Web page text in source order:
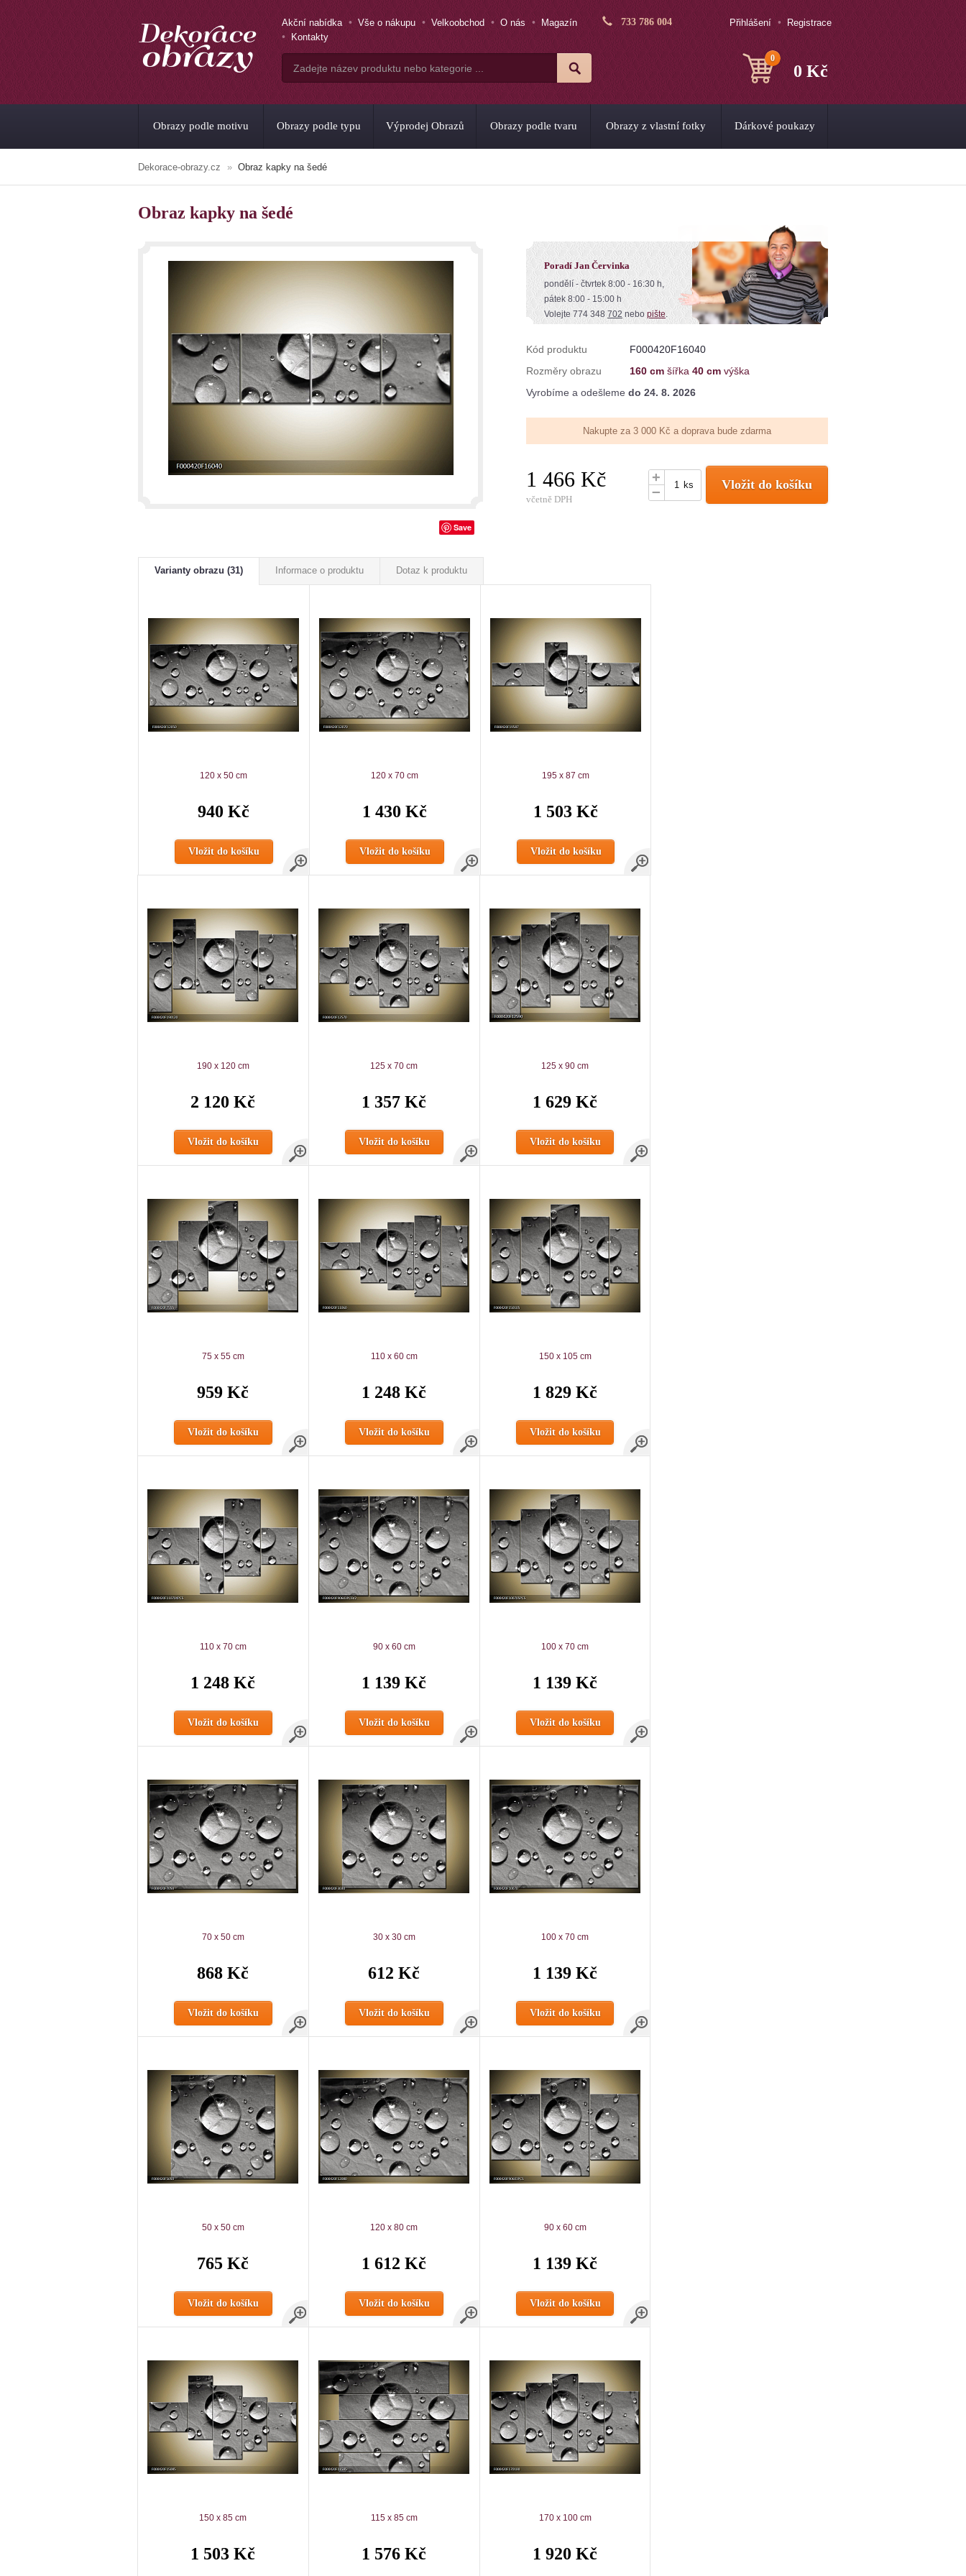
Akční nabídka Vše o nákupu Velkoobchod O nás
Magazín
Kontakty
733 786 004 Přihlášení Registrace
0 Kč
0
Obrazy podle motivu Obrazy podle typu Výprodej Obrazů Obrazy podle tvaru Obrazy z vlastní fotky Dárkové poukazy
Dekorace-obrazy.cz Obraz kapky na šedé
Obraz kapky na šedé
Save
Poradí Jan Červinka
pondělí - čtvrtek 8:00 - 16:30 h,
pátek 8:00 - 15:00 h
Volejte 774 348 702 nebo pište.
Kód produktu
F000420F16040
Rozměry obrazu
160 cm šířka 40 cm výška
Vyrobíme a odešleme do 24. 8. 2026
Nakupte za 3 000 Kč a doprava bude zdarma
1 466 Kč
včetně DPH
+
– ks Vložit do košíku
Varianty obrazu (31) Informace o produktu Dotaz k produktu
120 x 50 cm
940 Kč
Vložit do košíku
120 x 70 cm
1 430 Kč
Vložit do košíku
195 x 87 cm
1 503 Kč
Vložit do košíku
190 x 120 cm
2 120 Kč
Vložit do košíku
125 x 70 cm
1 357 Kč
Vložit do košíku
125 x 90 cm
1 629 Kč
Vložit do košíku
75 x 55 cm
959 Kč
Vložit do košíku
110 x 60 cm
1 248 Kč
Vložit do košíku
150 x 105 cm
1 829 Kč
Vložit do košíku
110 x 70 cm
1 248 Kč
Vložit do košíku
90 x 60 cm
1 139 Kč
Vložit do košíku
100 x 70 cm
1 139 Kč
Vložit do košíku
70 x 50 cm
868 Kč
Vložit do košíku
30 x 30 cm
612 Kč
Vložit do košíku
100 x 70 cm
1 139 Kč
Vložit do košíku
50 x 50 cm
765 Kč
Vložit do košíku
120 x 80 cm
1 612 Kč
Vložit do košíku
90 x 60 cm
1 139 Kč
Vložit do košíku
150 x 85 cm
1 503 Kč
115 x 85 cm
1 576 Kč
170 x 100 cm
1 920 Kč